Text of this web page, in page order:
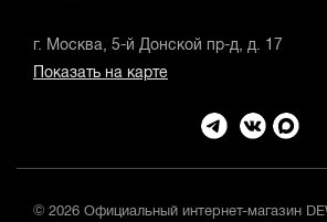
г. Москва, 5-й Донской пр-д, д. 17
Показать на карте
© 2026 Официальный интернет-магазин